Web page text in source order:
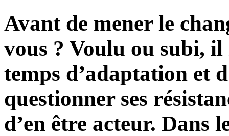
Avant de mener le
vous ? Voulu ou subi,
temps d’adaptation et
questionner ses
d’en être acteur. Dans